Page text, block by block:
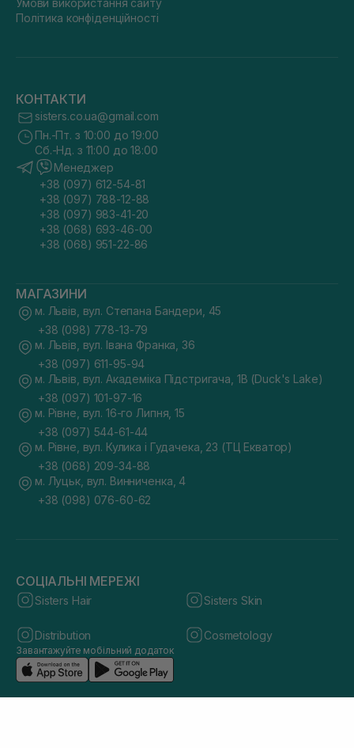
Умови використання сайту
Політика конфіденційності
КОНТАКТИ
sisters.co.ua@gmail.com
Пн.-Пт. з 10:00 до 19:00
Сб.-Нд. з 11:00 до 18:00
Менеджер
+38 (097) 612-54-81
+38 (097) 788-12-88
+38 (097) 983-41-20
+38 (068) 693-46-00
+38 (068) 951-22-86
МАГАЗИНИ
м. Львів, вул. Степана Бандери, 45
+38 (098) 778-13-79
м. Львів, вул. Івана Франка, 36
+38 (097) 611-95-94
м. Львів, вул. Академіка Підстригача, 1В (Duck's Lake)
+38 (097) 101-97-16
м. Рівне, вул. 16-го Липня, 15
+38 (097) 544-61-44
м. Рівне, вул. Кулика і Гудачека, 23 (ТЦ Екватор)
+38 (068) 209-34-88
м. Луцьк, вул. Винниченка, 4
+38 (098) 076-60-62
СОЦІАЛЬНІ МЕРЕЖІ
Sisters Hair Sisters Skin
Distribution Cosmetology
Завантажуйте мобільний додаток